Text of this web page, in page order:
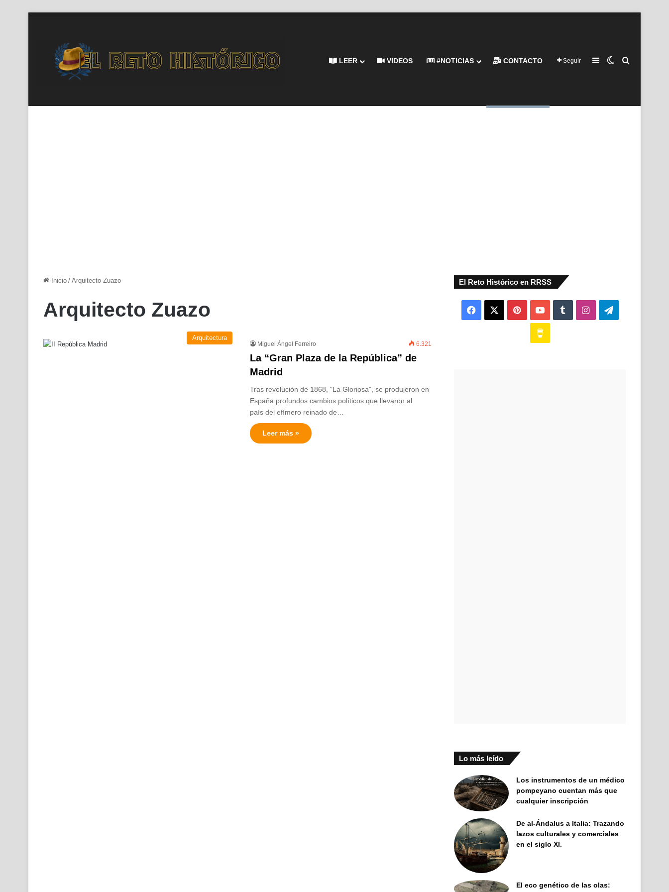
LEER VIDEOS #NOTICIAS CONTACTO Seguir Barra lateral
Switch skin
Inicio / Arquitecto Zuazo
Arquitecto Zuazo
Arquitectura
Miguel Ángel Ferreiro 6.321
La “Gran Plaza de la República” de
Madrid
Tras revolución de 1868, "La Gloriosa", se produjeron en
España profundos cambios políticos que llevaron al
país del efímero reinado de…
Leer más »
El Reto Histórico en RRSS
Facebook PinterestYouTubeTumblrInstagramTelegram
Lo más leído
Los instrumentos de un médico
pompeyano cuentan más que
cualquier inscripción
De al-Ándalus a Italia: Trazando
lazos culturales y comerciales
en el siglo XI.
El eco genético de las olas: